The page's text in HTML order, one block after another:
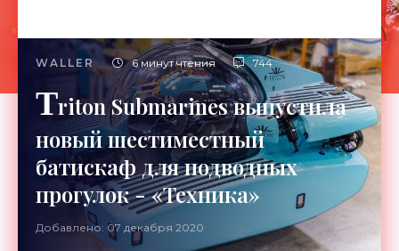
WALLER 6 минут чтения 744
Triton Submarines выпустила
новый шестиместный
батискаф для подводных
прогулок - «Техника»
Добавлено: 07 декабря 2020